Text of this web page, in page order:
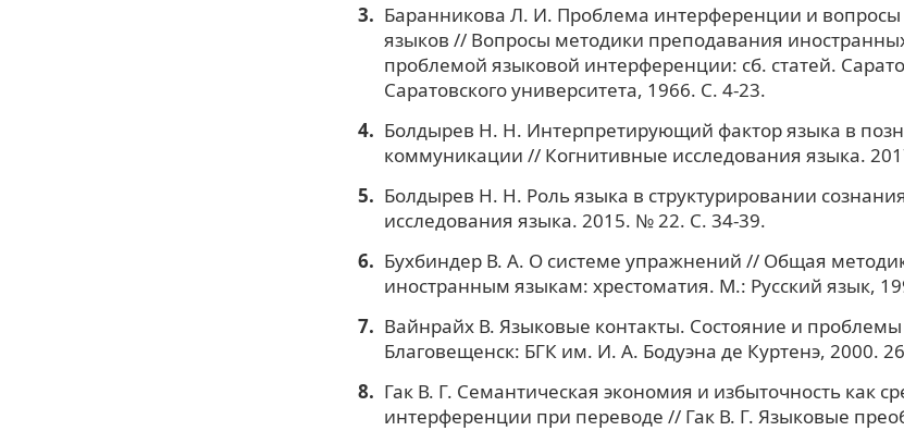
Баранникова Л. И. Проблема интерференции и вопросы
языков // Вопросы методики преподавания
проблемой языковой интерференции: сб. статей.
Саратовского университета, 1966. С. 4-23.
Болдырев Н. Н. Интерпретирующий фактор языка в
коммуникации // Когнитивные исследования языка.
Болдырев Н. Н. Роль языка в структурировании
исследования языка. 2015. № 22. С. 34-39.
Бухбиндер В. А. О системе упражнений // Общая
иностранным языкам: хрестоматия. М.: Русский язык,
Вайнрайх В. Языковые контакты. Состояние и
Благовещенск: БГК им. И. А. Бодуэна де Куртенэ, 2000.
Гак В. Г. Семантическая экономия и избыточность как
интерференции при переводе // Гак В. Г. Языковые